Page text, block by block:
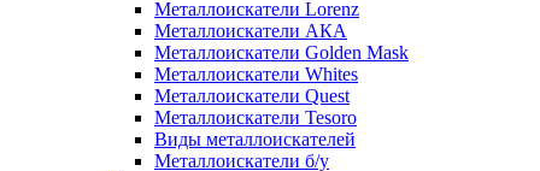
Металлоискатели Lorenz
Металлоискатели АКА
Металлоискатели Golden Mask
Металлоискатели Whites
Металлоискатели Quest
Металлоискатели Tesoro
Виды металлоискателей
Металлоискатели б/у